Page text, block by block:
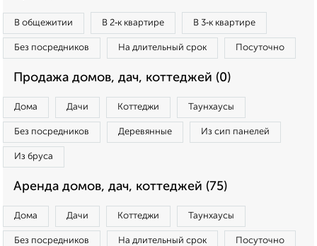
В общежитии В 2‑к квартире В 3‑к квартире
Без посредников На длительный срок Посуточно
Продажа домов, дач, коттеджей (0)
Дома Дачи Коттеджи Таунхаусы
Без посредников Деревянные Из сип панелей
Из бруса
Аренда домов, дач, коттеджей (75)
Дома Дачи Коттеджи Таунхаусы
Без посредников На длительный срок Посуточно